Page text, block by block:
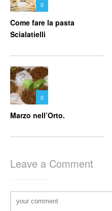
0
Come fare la pasta
Scialatielli
0
Marzo nell’Orto.
Leave a Comment